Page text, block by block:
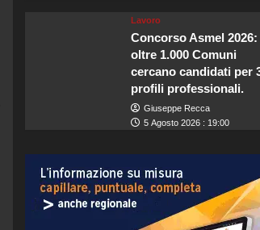
Lavoro
Concorso Asmel 2026:
oltre 1.000 Comuni
cercano candidati per
profili professionali.
Giuseppe Recca
5 Agosto 2026 : 19:00